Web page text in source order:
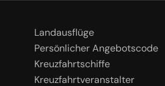
Landausflüge
Persönlicher Angebotscode
Kreuzfahrtschiffe
Kreuzfahrtveranstalter